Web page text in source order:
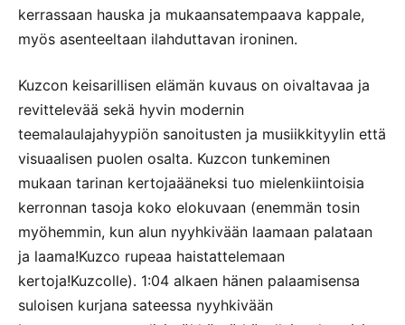
kerrassaan hauska ja mukaansatempaava kappale,
myös asenteeltaan ilahduttavan ironinen.
Kuzcon keisarillisen elämän kuvaus on oivaltavaa ja
revittelevää sekä hyvin modernin
teemalaulajahyypiön sanoitusten ja musiikkityylin että
visuaalisen puolen osalta. Kuzcon tunkeminen
mukaan tarinan kertojaääneksi tuo mielenkiintoisia
kerronnan tasoja koko elokuvaan (enemmän tosin
myöhemmin, kun alun nyyhkivään laamaan palataan
ja laama!Kuzco rupeaa haistattelemaan
kertoja!Kuzcolle). 1:04 alkaen hänen palaamisensa
suloisen kurjana sateessa nyyhkivään